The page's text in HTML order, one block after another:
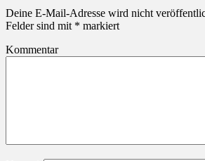
Deine E-Mail-Adresse wird nicht
Felder sind mit * markiert
Kommentar